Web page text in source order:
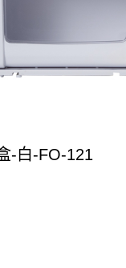
-白-FO-121